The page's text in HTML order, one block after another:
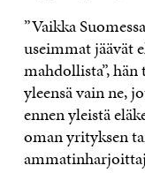
”Vaikka
useimmat jäävät
mahdollista”,
yleensä vain ne,
ennen yleistä
oman yrityksen